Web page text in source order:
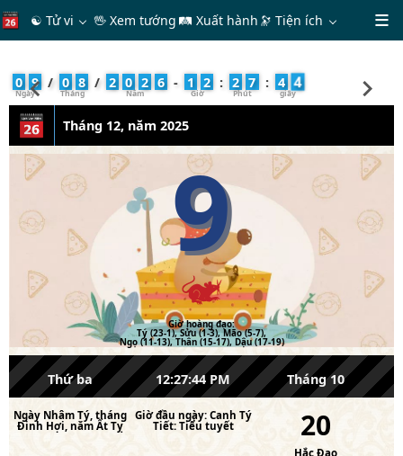
☯ Tử vi 🖖 Xem tướng 🛤 Xuất hành 🔭Tiện ích
0 9 / 0 8 / 2 0 2 6 - 1 2 : 2 7 : 4 4
Tháng 12, năm 2025
9
Giờ hoàng đạo:
Tý (23-1), Sửu (1-3), Mão (5-7),
Ngọ (11-13), Thân (15-17), Dậu (17-19)
Thứ ba 12:27:44 PM Tháng 10
Ngày Nhâm Tý , tháng
Đinh Hợi , nămẤt Tỵ
Giờ đầu ngày: Canh Tý
Tiết: Tiểu tuyết 20
Hắc Đạo